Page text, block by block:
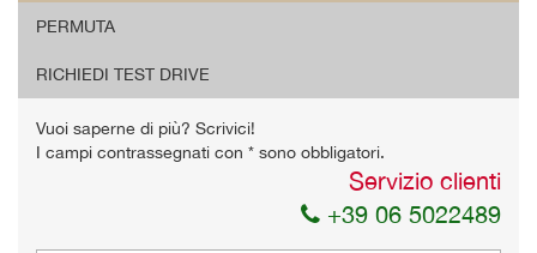
PERMUTA
RICHIEDI TEST DRIVE
Vuoi saperne di più? Scrivici!
I campi contrassegnati con * sono obbligatori.
Servizio clienti
+39 06 5022489